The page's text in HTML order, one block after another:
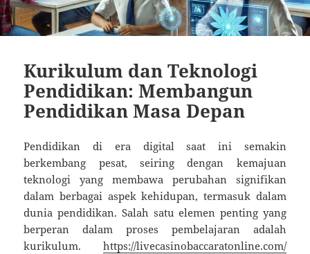
Kurikulum dan Teknologi
Pendidikan: Membangun
Pendidikan Masa Depan
Pendidikan di era digital saat ini semakin
berkembang pesat, seiring dengan kemajuan
teknologi yang membawa perubahan signifikan
dalam berbagai aspek kehidupan, termasuk dalam
dunia pendidikan. Salah satu elemen penting yang
berperan dalam proses pembelajaran adalah
kurikulum. https://livecasinobaccaratonline.com/